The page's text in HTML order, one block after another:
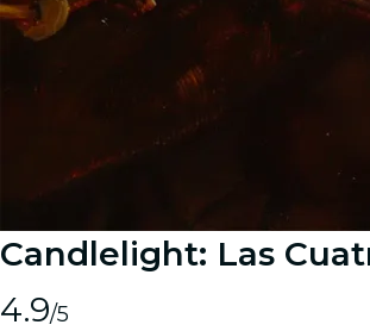
Candlelight: Las
4.9/5